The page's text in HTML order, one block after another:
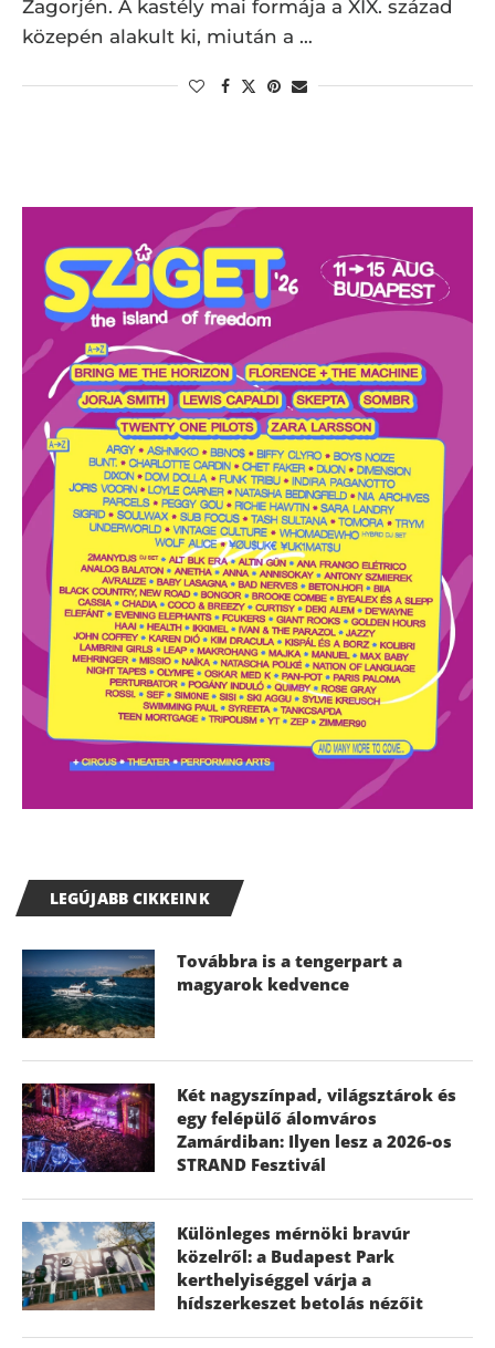
Zagorjén. A kastély mai formája a XIX. század
közepén alakult ki, miután a …
LEGÚJABB CIKKEINK
Továbbra is a tengerpart a
magyarok kedvence
Két nagyszínpad, világsztárok és
egy felépülő álomváros
Zamárdiban: Ilyen lesz a 2026-os
STRAND Fesztivál
Különleges mérnöki bravúr
közelről: a Budapest Park
kerthelyiséggel várja a
hídszerkeszet betolás nézőit